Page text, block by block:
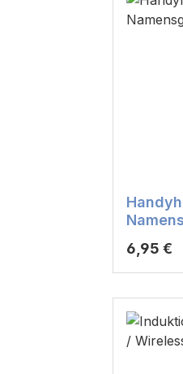
6,95 €